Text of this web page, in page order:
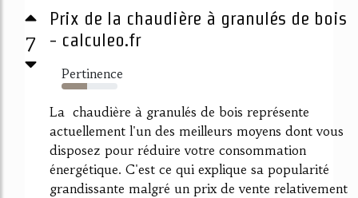
7
Prix de la chaudière à granulés de bois
- calculeo.fr
Pertinence
45%
La chaudière à granulés de bois représente
actuellement l'un des meilleurs moyens dont vous
disposez pour réduire votre consommation
énergétique. C'est ce qui explique sa popularité
grandissante malgré un prix de vente relativement